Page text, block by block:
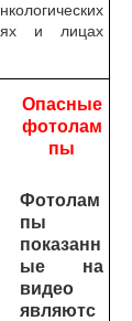
и лицах
Опасные
фотолам
пы
Фотолам
пы
показанн
ые на
видео
являютс